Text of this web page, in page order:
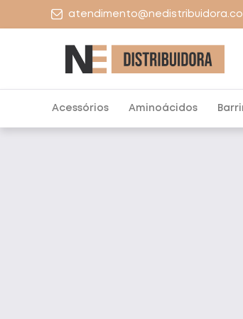
Acessórios Aminoácidos